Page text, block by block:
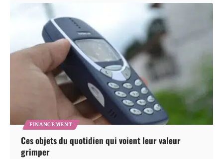
FINANCEMENT
Ces objets du quotidien qui voient leur valeur
grimper